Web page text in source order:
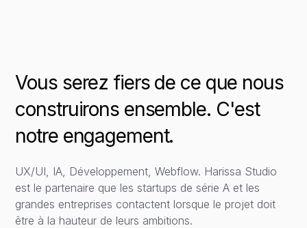
Vous serez fiers de ce que nous
construirons ensemble. C'est
notre engagement.
UX/UI, IA, Développement, Webflow. Harissa Studio
est le partenaire que les startups de série A et les
grandes entreprises contactent lorsque le projet doit
être à la hauteur de leurs ambitions.